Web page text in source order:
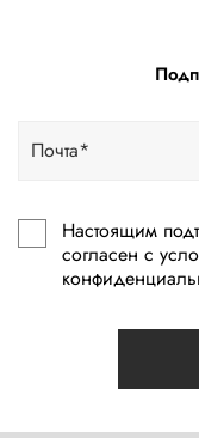
Настоящим
согласен с